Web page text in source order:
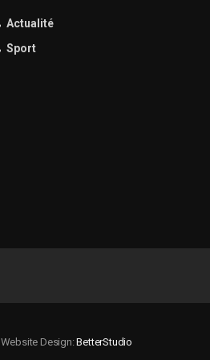
Actualité
Sport
Website Design:BetterStudio